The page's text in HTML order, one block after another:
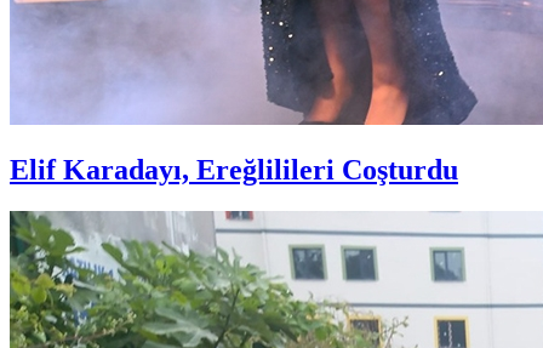
Elif Karadayı, Ereğlilileri Coşturdu